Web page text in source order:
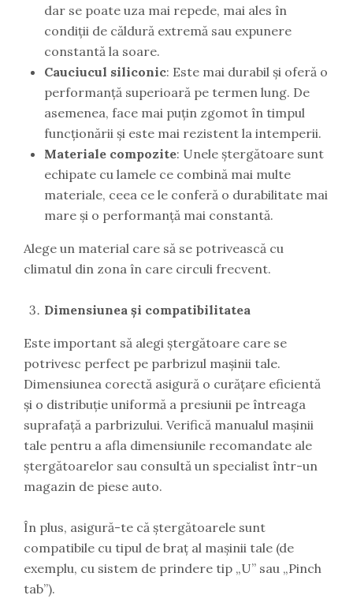
dar se poate uza mai repede, mai ales în
condiții de căldură extremă sau expunere
constantă la soare.
Cauciucul siliconic: Este mai durabil și oferă o
performanță superioară pe termen lung. De
asemenea, face mai puțin zgomot în timpul
funcționării și este mai rezistent la intemperii.
Materiale compozite: Unele ștergătoare sunt
echipate cu lamele ce combină mai multe
materiale, ceea ce le conferă o durabilitate mai
mare și o performanță mai constantă.
Alege un material care să se potrivească cu
climatul din zona în care circuli frecvent.
Dimensiunea și compatibilitatea
Este important să alegi ștergătoare care se
potrivesc perfect pe parbrizul mașinii tale.
Dimensiunea corectă asigură o curățare eficientă
și o distribuție uniformă a presiunii pe întreaga
suprafață a parbrizului. Verifică manualul mașinii
tale pentru a afla dimensiunile recomandate ale
ștergătoarelor sau consultă un specialist într-un
magazin de piese auto.
În plus, asigură-te că ștergătoarele sunt
compatibile cu tipul de braț al mașinii tale (de
exemplu, cu sistem de prindere tip „U” sau „Pinch
tab”).